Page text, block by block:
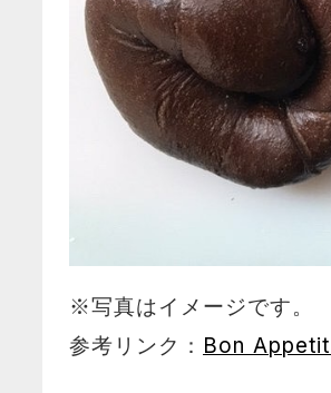
※写真はイメージです。
参考リンク： Bon Appetit